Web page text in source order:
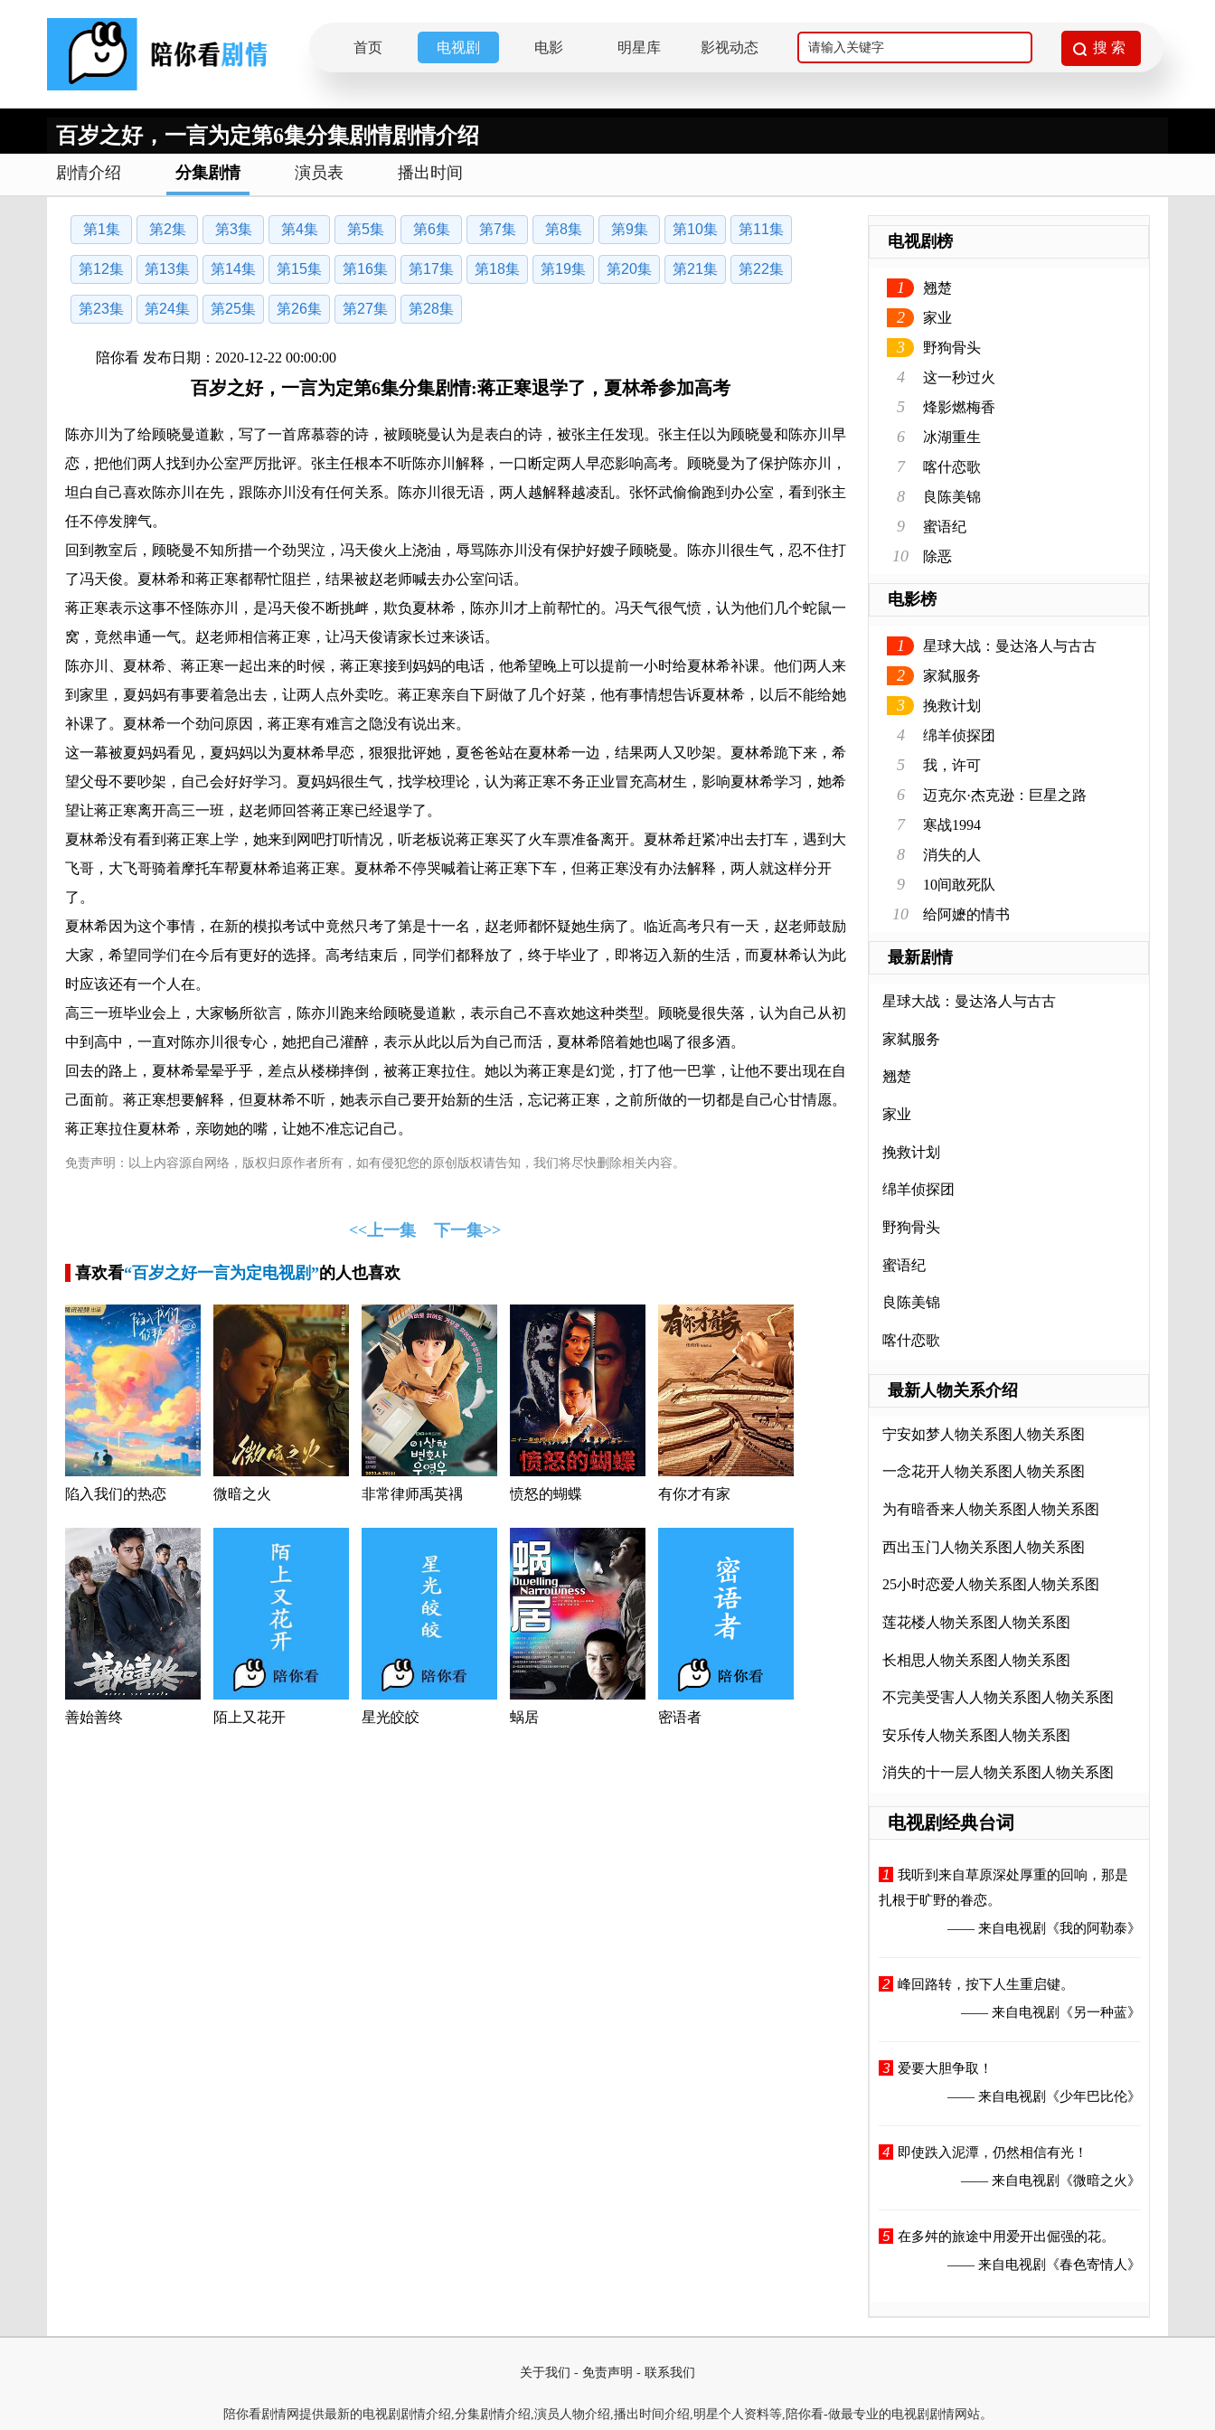
首页 电视剧 电影 明星库 影视动态
百岁之好，一言为定第6集分集剧情剧情介绍
剧情介绍 分集剧情 演员表 播出时间
第1集 第2集 第3集 第4集 第5集 第6集 第7集 第8集 第9集 第10集 第11集
第12集 第13集 第14集 第15集 第16集 第17集 第18集 第19集 第20集 第21集 第22集
第23集 第24集 第25集 第26集 第27集 第28集
陪你看 发布日期：2020-12-22 00:00:00
百岁之好，一言为定第6集分集剧情:蒋正寒退学了，夏林希参加高考
陈亦川为了给顾晓曼道歉，写了一首席慕蓉的诗，被顾晓曼认为是表白的诗，被张主任发现。张主任以为顾晓曼和陈亦川早
恋，把他们两人找到办公室严厉批评。张主任根本不听陈亦川解释，一口断定两人早恋影响高考。顾晓曼为了保护陈亦川，
坦白自己喜欢陈亦川在先，跟陈亦川没有任何关系。陈亦川很无语，两人越解释越凌乱。张怀武偷偷跑到办公室，看到张主
任不停发脾气。
回到教室后，顾晓曼不知所措一个劲哭泣，冯天俊火上浇油，辱骂陈亦川没有保护好嫂子顾晓曼。陈亦川很生气，忍不住打
了冯天俊。夏林希和蒋正寒都帮忙阻拦，结果被赵老师喊去办公室问话。
蒋正寒表示这事不怪陈亦川，是冯天俊不断挑衅，欺负夏林希，陈亦川才上前帮忙的。冯天气很气愤，认为他们几个蛇鼠一
窝，竟然串通一气。赵老师相信蒋正寒，让冯天俊请家长过来谈话。
陈亦川、夏林希、蒋正寒一起出来的时候，蒋正寒接到妈妈的电话，他希望晚上可以提前一小时给夏林希补课。他们两人来
到家里，夏妈妈有事要着急出去，让两人点外卖吃。蒋正寒亲自下厨做了几个好菜，他有事情想告诉夏林希，以后不能给她
补课了。夏林希一个劲问原因，蒋正寒有难言之隐没有说出来。
这一幕被夏妈妈看见，夏妈妈以为夏林希早恋，狠狠批评她，夏爸爸站在夏林希一边，结果两人又吵架。夏林希跪下来，希
望父母不要吵架，自己会好好学习。夏妈妈很生气，找学校理论，认为蒋正寒不务正业冒充高材生，影响夏林希学习，她希
望让蒋正寒离开高三一班，赵老师回答蒋正寒已经退学了。
夏林希没有看到蒋正寒上学，她来到网吧打听情况，听老板说蒋正寒买了火车票准备离开。夏林希赶紧冲出去打车，遇到大
飞哥，大飞哥骑着摩托车帮夏林希追蒋正寒。夏林希不停哭喊着让蒋正寒下车，但蒋正寒没有办法解释，两人就这样分开
了。
夏林希因为这个事情，在新的模拟考试中竟然只考了第是十一名，赵老师都怀疑她生病了。临近高考只有一天，赵老师鼓励
大家，希望同学们在今后有更好的选择。高考结束后，同学们都释放了，终于毕业了，即将迈入新的生活，而夏林希认为此
时应该还有一个人在。
高三一班毕业会上，大家畅所欲言，陈亦川跑来给顾晓曼道歉，表示自己不喜欢她这种类型。顾晓曼很失落，认为自己从初
中到高中，一直对陈亦川很专心，她把自己灌醉，表示从此以后为自己而活，夏林希陪着她也喝了很多酒。
回去的路上，夏林希晕晕乎乎，差点从楼梯摔倒，被蒋正寒拉住。她以为蒋正寒是幻觉，打了他一巴掌，让他不要出现在自
己面前。蒋正寒想要解释，但夏林希不听，她表示自己要开始新的生活，忘记蒋正寒，之前所做的一切都是自己心甘情愿。
蒋正寒拉住夏林希，亲吻她的嘴，让她不准忘记自己。
免责声明：以上内容源自网络，版权归原作者所有，如有侵犯您的原创版权请告知，我们将尽快删除相关内容。
<<上一集 下一集>>
喜欢看“百岁之好一言为定电视剧”的人也喜欢
陷入我们的热恋 微暗之火 非常律师禹英禑 愤怒的蝴蝶 有你才有家
善始善终 陌上又花开 星光皎皎 蜗居 密语者
电视剧榜
1 翘楚
2 家业
3 野狗骨头
4 这一秒过火
5 烽影燃梅香
6 冰湖重生
7 喀什恋歌
8 良陈美锦
9 蜜语纪
10 除恶
电影榜
1 星球大战：曼达洛人与古古
2 家弑服务
3 挽救计划
4 绵羊侦探团
5 我，许可
6 迈克尔·杰克逊：巨星之路
7 寒战1994
8 消失的人
9 10间敢死队
10 给阿嬷的情书
最新剧情
星球大战：曼达洛人与古古
家弑服务
翘楚
家业
挽救计划
绵羊侦探团
野狗骨头
蜜语纪
良陈美锦
喀什恋歌
最新人物关系介绍
宁安如梦人物关系图人物关系图
一念花开人物关系图人物关系图
为有暗香来人物关系图人物关系图
西出玉门人物关系图人物关系图
25小时恋爱人物关系图人物关系图
莲花楼人物关系图人物关系图
长相思人物关系图人物关系图
不完美受害人人物关系图人物关系图
安乐传人物关系图人物关系图
消失的十一层人物关系图人物关系图
电视剧经典台词
1
我听到来自草原深处厚重的回响，那是
扎根于旷野的眷恋。
—— 来自电视剧
《我的阿勒泰》
2 峰回路转，按下人生重启键。
—— 来自电视剧
《另一种蓝》
3
爱要大胆争取！
—— 来自电视剧
《少年巴比伦》
4
即使跌入泥潭，仍然相信有光！
—— 来自电视剧
《微暗之火》
5 在多舛的旅途中用爱开出倔强的花。
—— 来自电视剧
《春色寄情人》
关于我们 - 免责声明 - 联系我们
陪你看剧情网提供最新的电视剧剧情介绍,分集剧情介绍,演员人物介绍,播出时间介绍,明星个人资料等,陪你看-做最专业的电视剧剧情网站。